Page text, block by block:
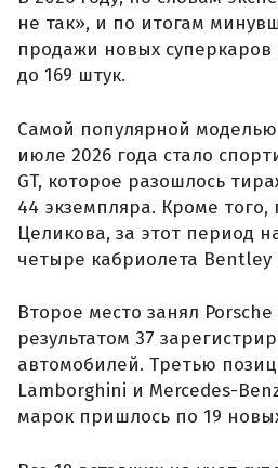
не так», и по итогам
продажи новых суперкаров
до 169 штук.
Самой популярной
июле 2026 года стало
GT, которое разошлось
44 экземпляра. Кроме
Целикова, за этот период
четыре кабриолета Bentley
Второе место занял Porsche
результатом 37
автомобилей. Третью
Lamborghini и Mercedes-
марок пришлось по 19